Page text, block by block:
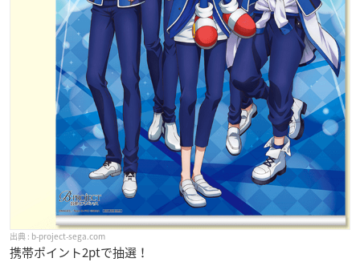
b-project-sega.com
携帯ポイント2ptで抽選！